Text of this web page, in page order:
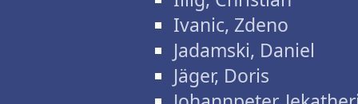
Ivanic, Zdeno
Jadamski, Daniel
Jäger, Doris